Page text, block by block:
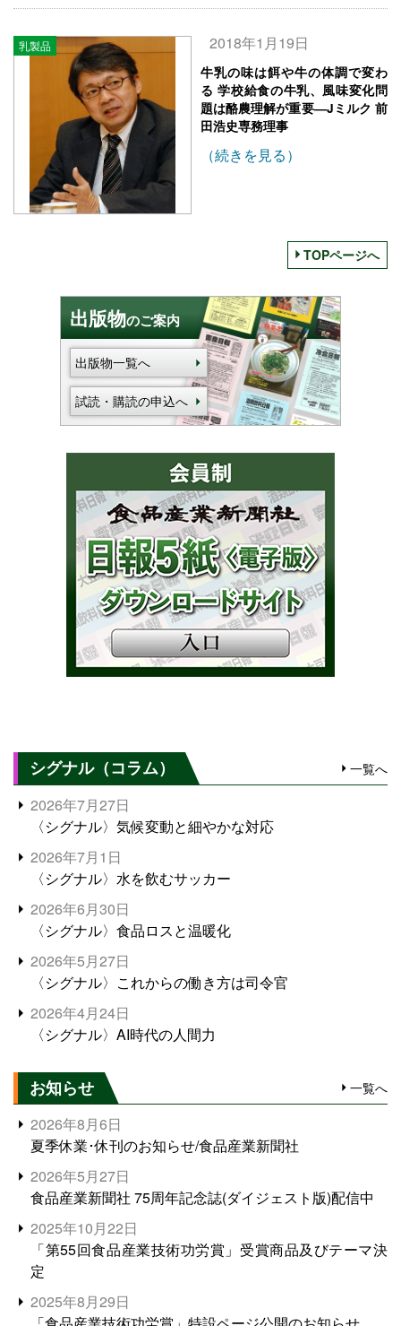
乳製品 2018年1月19日
牛乳の味は餌や牛の体調で変わ
る 学校給食の牛乳、風味変化問
題は酪農理解が重要―Jミルク 前
田浩史専務理事
（続きを見る）
TOPページへ
出版物のご案内
出版物一覧へ
試読・購読の申込へ
シグナル（コラム） 一覧へ
2026年7月27日
〈シグナル〉気候変動と細やかな対応
2026年7月1日
〈シグナル〉水を飲むサッカー
2026年6月30日
〈シグナル〉食品ロスと温暖化
2026年5月27日
〈シグナル〉これからの働き方は司令官
2026年4月24日
〈シグナル〉AI時代の人間力
お知らせ 一覧へ
2026年8月6日
夏季休業･休刊のお知らせ/食品産業新聞社
2026年5月27日
食品産業新聞社 75周年記念誌(ダイジェスト版)配信中
2025年10月22日
「第55回食品産業技術功労賞」受賞商品及びテーマ決
定
2025年8月29日